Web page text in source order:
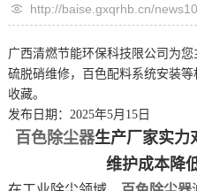
http://baise.gxqrhb.cn/
广西清燃节能环保科技限公司为您
硫脱硝维修，百色配料系统安装
收藏。
发布日期：2025年5月15日
百色除尘器生产厂家实力
维护成本降